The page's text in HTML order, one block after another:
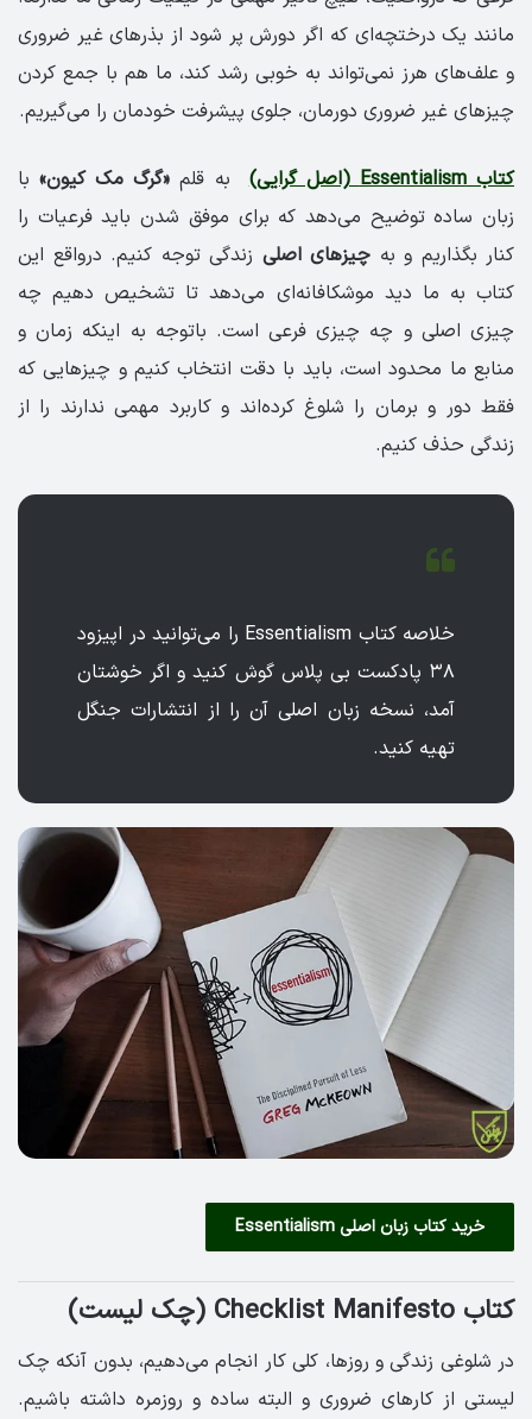
مانند یک درختچه‌ای که اگر دورش پر شود از بذرهای غیر ضروری
و علف‌های هرز نمی‌تواند به خوبی رشد کند، ما هم با جمع کردن
چیزهای غیر ضروری دورمان، جلوی پیشرفت خودمان را می‌گیریم.
کتاب Essentialism (اصل گرایی) به قلم «گرگ مک کیون»با
زبان ساده توضیح می‌دهد که برای موفق شدن باید فرعیات را
کنار بگذاریم و به چیزهای اصلی زندگی توجه کنیم. درواقع این
کتاب به ما دید موشکافانه‌ای می‌دهد تا تشخیص دهیم چه
چیزی اصلی و چه چیزی فرعی است. باتوجه به اینکه زمان و
منابع ما محدود است، باید با دقت انتخاب کنیم و چیزهایی که
فقط دور و برمان را شلوغ کرده‌اند و کاربرد مهمی ندارند را از
زندگی حذف کنیم.
خلاصه کتاب Essentialism را می‌توانید در اپیزود
۳۸ پادکست بی پلاس گوش کنید و اگر خوشتان
آمد، نسخه زبان اصلی آن را از انتشارات جنگل
تهیه کنید.
خرید کتاب زبان اصلی Essentialism
کتاب Checklist Manifesto (چک لیست)
در شلوغی زندگی و روزها، کلی کار انجام می‌دهیم، بدون آنکه چک
لیستی از کارهای ضروری و البته ساده و روزمره داشته باشیم.